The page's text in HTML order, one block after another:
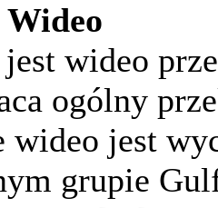
wideo
ogólny
wideo jest
grupie